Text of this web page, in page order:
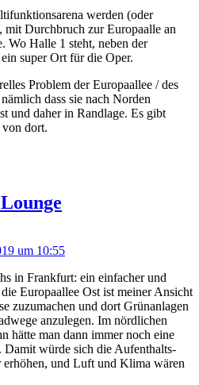
werden (oder
mit Durchbruch zur Europaalle an
Wo Halle 1 steht, neben der
super Ort für die Oper.
Problem der Europaallee / des
dass sie nach Norden
und daher in Randlage. Es gibt
von dort.
um 10:55
in Frankfurt: ein einfacher und
Europaallee Ost ist meiner Ansicht
zuzumachen und dort Grünanlagen
anzulegen. Im nördlichen
hätte man dann immer noch eine
Damit würde sich die Aufenthalts-
erhöhen, und Luft und Klima wären